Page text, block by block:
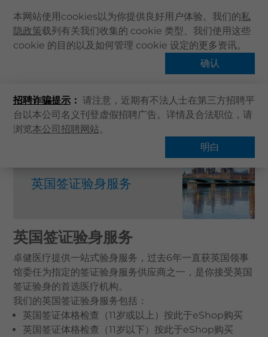
本网站使用cookies以为你提供良好用户体验。我们的私
隐政策载列有关我们收集的 cookie 类型、我们使用这些
cookie 的目的以及如何管理 cookie 设定的更多资讯。
确认
招聘诈骗提示： 请注意，近期有不法人士在第三方招聘平
台以本公司名义刊登虚假招聘广告。详情及合法职位，请
浏览本公司招聘网站。
明白
主页
卓健服务
卓健手机App
最新资讯
登记 / 登入
立即预约
语言
卓健eShop
主页 卓健服务 多国签证验身服务
英国签证验身服务
英国签证验身服务
卓健医疗提供一站式验身服务，过去6年一直获英国领事
馆委任为指定的签证验身服务供应商之一，是你接受英国
签证验身的首选医疗机构。
我们的英国签证验身服务包括：
英国签证体格检查（11岁或以上） 按此于eShop购买
英国签证体格检查（11岁以下） 按此于eShop购买